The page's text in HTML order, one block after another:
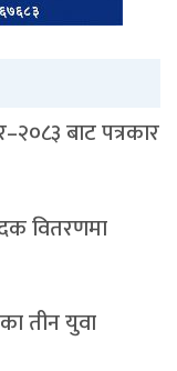
बाट पत्रकार
वितरणमा
तीन युवा